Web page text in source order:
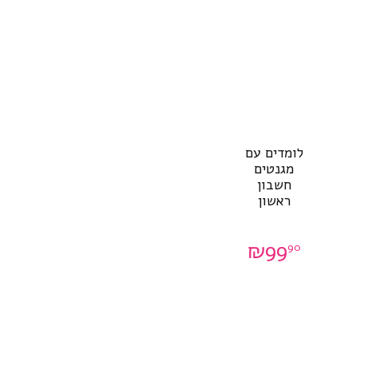
לומדים עם
מגנטים
חשבון
ראשון
₪9990